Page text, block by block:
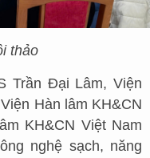
thảo
Trần Đại Lâm, Viện
Hàn lâm KH&CN
KH&CN Việt Nam
nghệ sạch, năng